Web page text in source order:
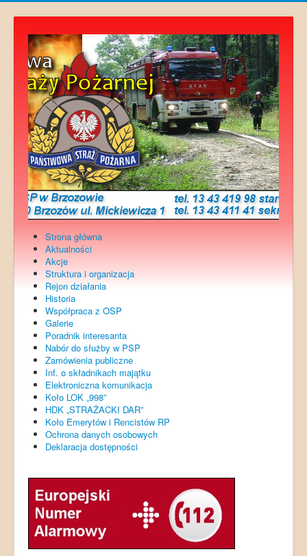
Strona główna
Aktualności
Akcje
Struktura i organizacja
Rejon działania
Historia
Współpraca z OSP
Galerie
Poradnik interesanta
Nabór do służby w PSP
Zamówienia publiczne
Inf. o składnikach majątku
Elektroniczna komunikacja
Koło LOK „998”
HDK „STRAŻACKI DAR”
Koło Emerytów i Rencistów RP
Ochrona danych osobowych
Deklaracja dostępności